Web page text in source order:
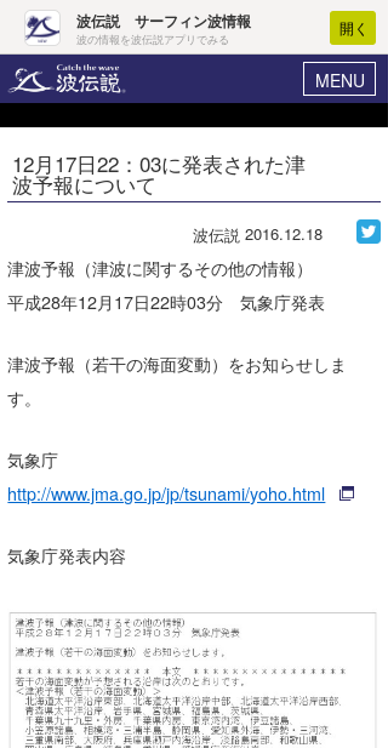
波伝説 サーフィン波情報
波の情報を波伝説アプリでみる
開く
MENU
ヘルプ マイホーム
ログイン
波情報･概況
気象情報
サーフィンエリアガイド
今月のプレゼント
12月17日22：03に発表された津
波予報について
波伝説 2016.12.18
津波予報（津波に関するその他の情報）
平成28年12月17日22時03分 気象庁発表
津波予報（若干の海面変動）をお知らせしま
す。
気象庁
http://www.jma.go.jp/jp/tsunami/yoho.html
気象庁発表内容
Core Surf Japan
ファッション/グッズ
アート＆エンタメ
コラム
ショップ情報
ショップ情報
湘南
千葉北
伊豆
千葉南
お知らせ
その他
ルール＆How to
VOTE!